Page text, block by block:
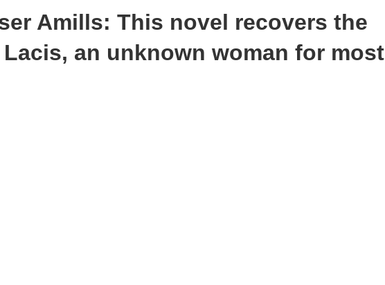
Amills: This novel recovers the
an unknown woman for most